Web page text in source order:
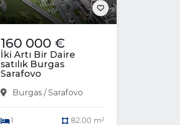
160 000 €
İki Artı Bir Daire
satılık Burgas
Sarafovo
Burgas / Sarafovo
1 82.00 m²